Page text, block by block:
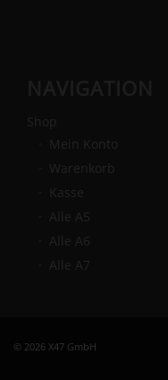
Shop
Mein Konto
Warenkorb
Kasse
Alle A5
Alle A6
Alle A7
© 2026 X47 GmbH